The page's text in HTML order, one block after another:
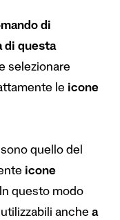
di
di questa
selezionare
le icone
quello del
icone
questo modo
utilizzabili anche a